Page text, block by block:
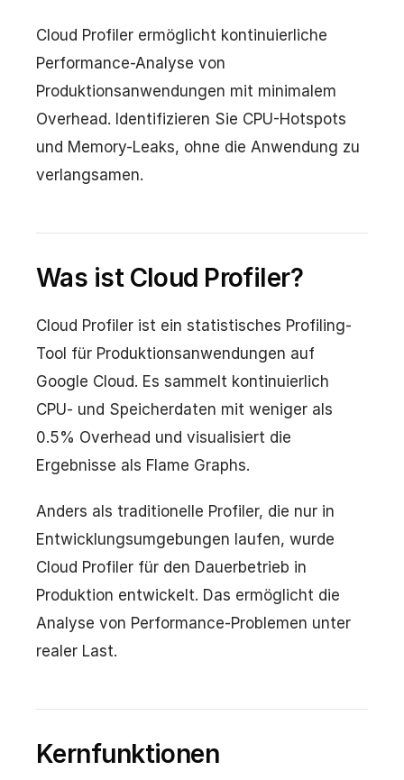
Cloud Profiler ermöglicht kontinuierliche
Performance-Analyse von
Produktionsanwendungen mit minimalem
Overhead. Identifizieren Sie CPU-Hotspots
und Memory-Leaks, ohne die Anwendung zu
verlangsamen.
Was ist Cloud Profiler?
Cloud Profiler ist ein statistisches Profiling-
Tool für Produktionsanwendungen auf
Google Cloud. Es sammelt kontinuierlich
CPU- und Speicherdaten mit weniger als
0.5% Overhead und visualisiert die
Ergebnisse als Flame Graphs.
Anders als traditionelle Profiler, die nur in
Entwicklungsumgebungen laufen, wurde
Cloud Profiler für den Dauerbetrieb in
Produktion entwickelt. Das ermöglicht die
Analyse von Performance-Problemen unter
realer Last.
Kernfunktionen